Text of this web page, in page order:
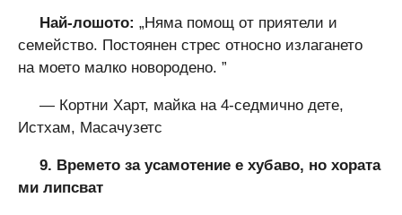
Най-лошото: „Няма помощ от приятели и
семейство. Постоянен стрес относно излагането
на моето малко новородено. ”
— Кортни Харт, майка на 4-седмично дете,
Истхам, Масачузетс
9. Времето за усамотение е хубаво, но хората
ми липсват